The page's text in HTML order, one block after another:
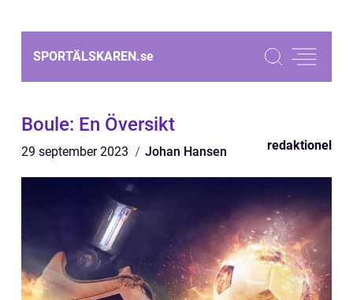
SPORTÄLSKAREN.se
Boule: En Översikt
29 september 2023 Johan Hansen redaktionel